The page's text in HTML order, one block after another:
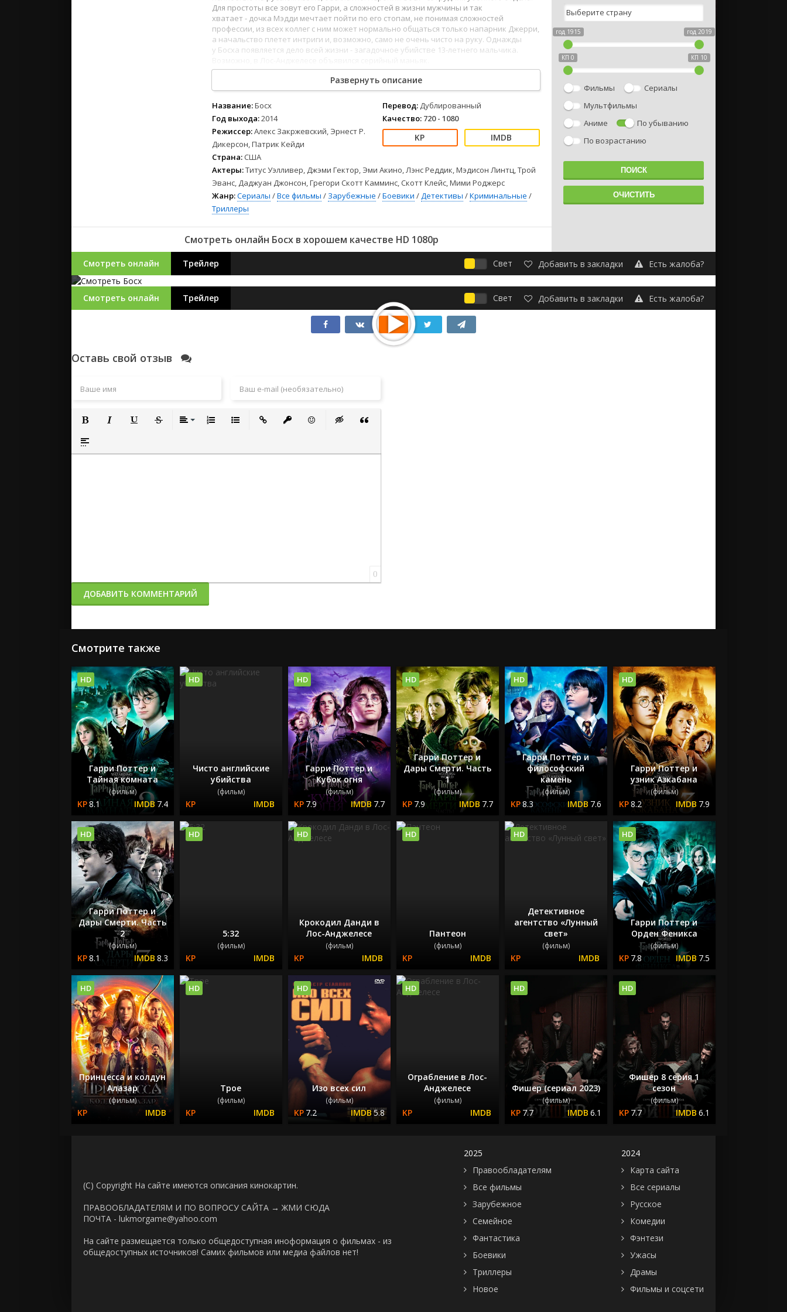
2022
2021
Зарубежные
Детские
Драмы
Комедии
Спорт
Триллеры
Ужасы
2022
2021
Зарубежные
Фильмы из соцетей
Для простоты все зовут его Гарри, а сложностей в жизни мужчины и так
хватает - дочка Мэдди мечтает пойти по его стопам, не понимая сложностей
профессии, из всех коллег с ним может нормально общаться только напарник Джерри,
а начальство плетет интриги и, возможно, само не очень чисто на руку. Однажды
у Босха появляется дело всей жизни - загадочное убийстве 13-летнего мальчика.
12345 678
Развернуть описание
Название:Босх
Год выхода:2014
Режиссер:Алекс Закржевский, Эрнест Р.
Дикерсон, Патрик Кейди
Страна: США
Перевод: Дублированный
Качество: 720 - 1080
Актеры:Титус Уэлливер, Джэми Гектор, Эми Акино, Лэнс Реддик, Мэдисон Линтц, Трой
Эванс, Даджуан Джонсон, Грегори Скотт Камминс, Скотт Клейс, Мими Роджерс
Жанр:Сериалы /Все фильмы / Зарубежные /Боевики /Детективы /Криминальные /
Триллеры
Смотреть онлайн Босх в хорошем качестве HD 1080p
год 1915 год 2019
КП 0 КП 10
Фильмы
Сериалы
Мультфильмы
Аниме
По убыванию
По возрастанию
Смотреть онлайн Трейлер Свет Добавить в закладки Есть жалоба?
Смотреть онлайн Трейлер Свет Добавить в закладки Есть жалоба?
Оставь свой отзыв
Полужирный
Вставка спойлера
0
ДОБАВИТЬ КОММЕНТАРИЙ
Смотрите также
Гарри Поттер и
Тайная комната
(фильм)
8.1 7.4
HD
Чисто английские
убийства
(фильм)
HD
Гарри Поттер и
Кубок огня
(фильм)
7.9 7.7
HD
Гарри Поттер и
Дары Смерти. Часть
1
(фильм)
7.9 7.7
HD
Гарри Поттер и
философский
камень
(фильм)
8.3 7.6
HD
Гарри Поттер и
узник Азкабана
(фильм)
8.2 7.9
HD
Гарри Поттер и
Дары Смерти. Часть
2
(фильм)
8.1 8.3
HD
5:32
(фильм)
HD
Крокодил Данди в
Лос-Анджелесе
(фильм)
HD
Пантеон
(фильм)
HD
Детективное
агентство «Лунный
свет»
(фильм)
HD
Гарри Поттер и
Орден Феникса
(фильм)
7.8 7.5
HD
Принцесса и колдун
Алазар
(фильм)
HD
Трое
(фильм)
HD
Изо всех сил
(фильм)
7.2 5.8
HD
Ограбление в Лос-
Анджелесе
(фильм)
HD
Фишер (сериал 2023)
(фильм)
7.7 6.1
HD
Фишер 8 серия 1
сезон
(фильм)
7.7 6.1
HD
(C) Copyright На сайте имеются описания кинокартин.
ПРАВООБЛАДАТЕЛЯМ И ПО ВОПРОСУ САЙТА → ЖМИ СЮДА
ПОЧТА - lukmorgame@yahoo.com
На сайте размещается только общедоступная иноформация о фильмах - из
общедоступных источников! Самих фильмов или медиа файлов нет!
2025
Правообладателям
Все фильмы
Зарубежное
Семейное
Фантастика
Боевики
Триллеры
Новое
2024
Карта сайта
Все сериалы
Русское
Комедии
Фэнтези
Ужасы
Драмы
Фильмы и соцсети